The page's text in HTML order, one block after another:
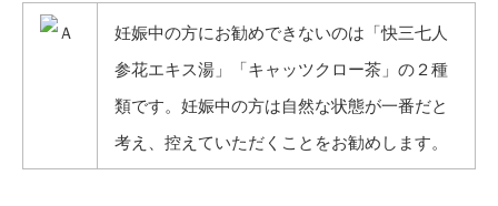
妊娠中の方にお勧めできないのは「快三七人
参花エキス湯」「キャッツクロー茶」の２種
類です。妊娠中の方は自然な状態が一番だと
考え、控えていただくことをお勧めします。